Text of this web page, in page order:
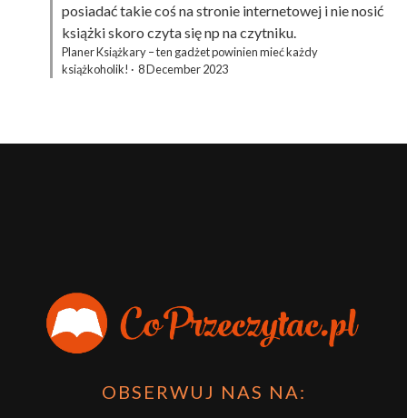
posiadać takie coś na stronie internetowej i nie nosić
książki skoro czyta się np na czytniku.
Planer Książkary – ten gadżet powinien mieć każdy
książkoholik! · 8 December 2023
OBSERWUJ NAS NA: